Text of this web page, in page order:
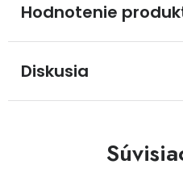
Hodnotenie
Diskusia